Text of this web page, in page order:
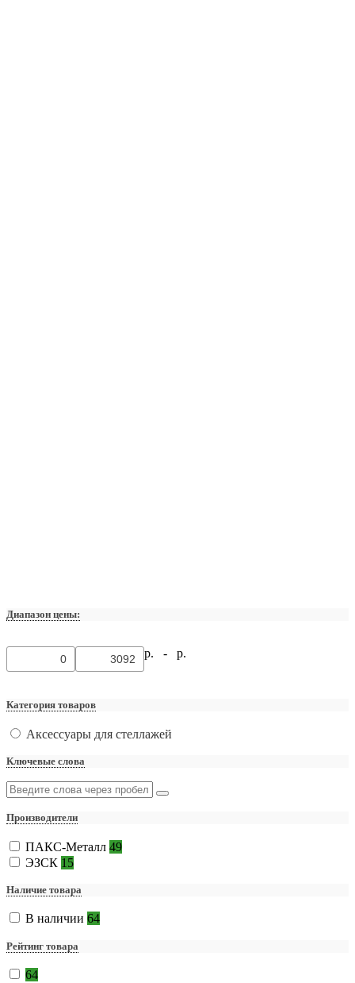
Диапазон цены:
р. - р.
Категория товаров
Аксессуары для стеллажей
Ключевые слова
Производители
ПАКС-Металл 49
ЭЗСК 15
Наличие товара
В наличии 64
Рейтинг товара
64